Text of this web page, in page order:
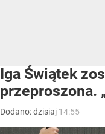
Iga Świątek
przeproszona.
Dodano:dzisiaj 14:55